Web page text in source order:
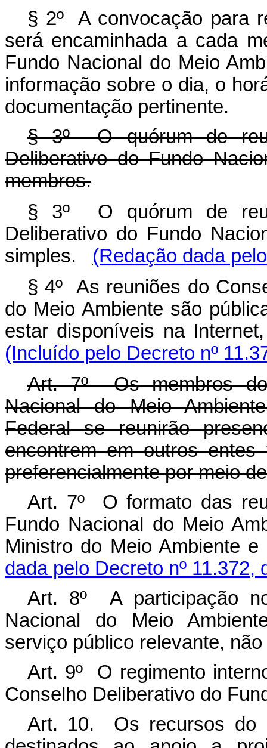
§ 2º A convocação para
será encaminhada a cada
Fundo Nacional do Meio
informação sobre o dia, o
documentação pertinente.
§ 3º O quórum de
Deliberativo do Fundo
membros.
§ 3º O quórum de
Deliberativo do Fundo
simples. (Redação dada
§ 4º As reuniões do
do Meio Ambiente são
estar disponíveis na
(Incluído pelo Decreto nº
Art. 7º Os membros do
Nacional do Meio
Federal se reunirão
encontrem em outros entes
preferencialmente por meio
Art. 7º O formato das
Fundo Nacional do Meio
Ministro do Meio
dada pelo Decreto nº 11.372,
Art. 8º A participação
Nacional do Meio
serviço público relevante,
Art. 9º O regimento
Conselho Deliberativo do
Art. 10. Os recursos do